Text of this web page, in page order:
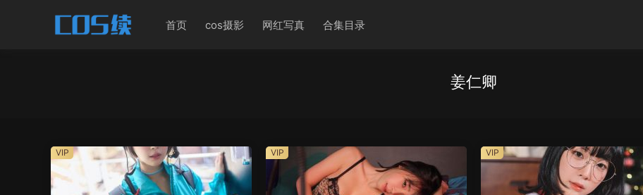
首页 cos摄影 网红写真 合集目录
姜仁卿
VIP VIP VIP